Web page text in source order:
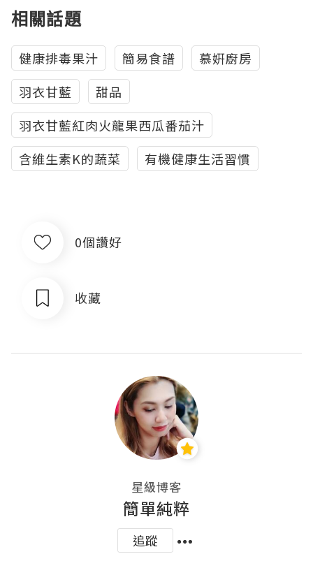
相關話題
健康排毒果汁 簡易食譜
慕姸廚房
羽衣甘藍
甜品
羽衣甘藍紅肉火龍果西瓜番茄汁
含維生素K的蔬菜
有機健康生活習慣
0個讚好
收藏
星級博客
簡單純粹
追蹤